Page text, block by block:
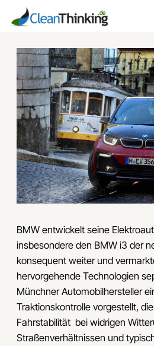
Inhalt
springen
BMW entwickelt seine
insbesondere den BMW i3 der
konsequent weiter und
hervorgehende Technologien
Münchner Automobilhersteller
Traktionskontrolle vorgestellt,
Fahrstabilität bei widrigen
Straßenverhältnissen und